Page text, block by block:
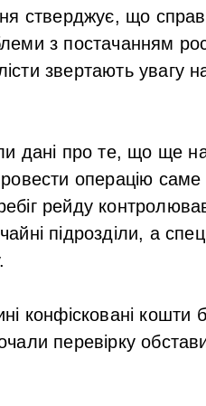
стверджує, що
з постачанням
звертають увагу
дані про те, що ще
операцію
рейду
підрозділи, а
конфісковані кошти
перевірку